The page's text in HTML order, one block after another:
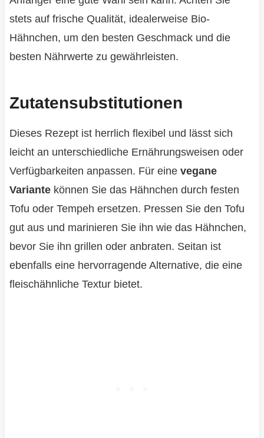
stets auf frische Qualität, idealerweise Bio-
Hähnchen, um den besten Geschmack und die
besten Nährwerte zu gewährleisten.
Zutatensubstitutionen
Dieses Rezept ist herrlich flexibel und lässt sich
leicht an unterschiedliche Ernährungsweisen oder
Verfügbarkeiten anpassen. Für eine vegane
Variantekönnen Sie das Hähnchen durch festen
Tofu oder Tempeh ersetzen. Pressen Sie den Tofu
gut aus und marinieren Sie ihn wie das Hähnchen,
bevor Sie ihn grillen oder anbraten. Seitan ist
ebenfalls eine hervorragende Alternative, die eine
fleischähnliche Textur bietet.